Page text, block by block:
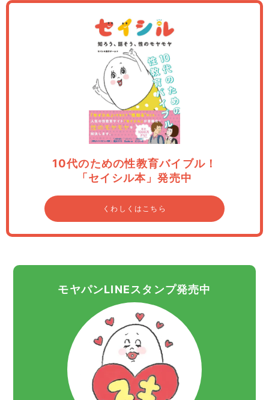
10代のための性教育バイブル！
「セイシル本」発売中
くわしくはこちら
モヤパンLINEスタンプ発売中